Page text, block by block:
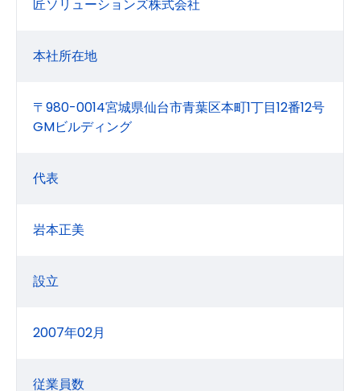
匠ソリューションズ株式会社
本社所在地
〒980-0014宮城県仙台市青葉区本町1丁目12番12号
GMビルディング
代表
岩本正美
設立
2007年02月
従業員数